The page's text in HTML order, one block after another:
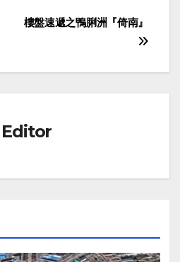
樓盤速遞之鴨脷洲『倚南』
Editor